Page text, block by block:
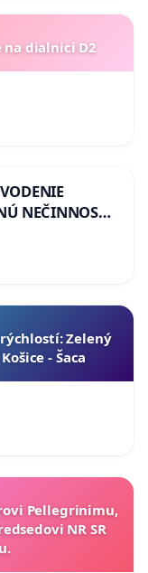
dialnici D2
NEČINNOSŤ
Zelený
- Šaca
Pellegrinimu,
NR SR